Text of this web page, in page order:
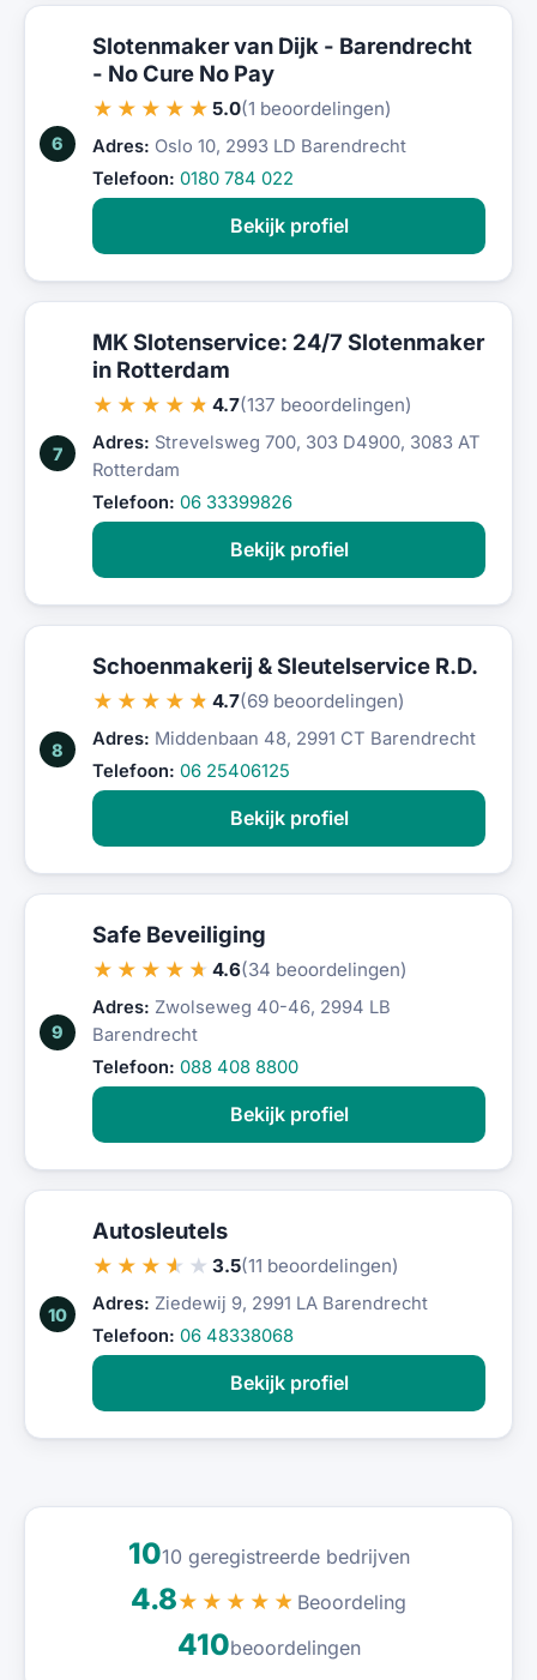
6
Slotenmaker van Dijk - Barendrecht
- No Cure No Pay
★★★★★ 5.0(1 beoordelingen)
Adres: Oslo 10, 2993 LD Barendrecht
Telefoon: 0180 784 022
Bekijk profiel
7
MK Slotenservice: 24/7 Slotenmaker
in Rotterdam
★★★★★ 4.7(137 beoordelingen)
Adres: Strevelsweg 700, 303 D4900, 3083 AT
Rotterdam
Telefoon: 06 33399826
Bekijk profiel
8
Schoenmakerij & Sleutelservice R.D.
★★★★★ 4.7(69 beoordelingen)
Adres: Middenbaan 48, 2991 CT Barendrecht
Telefoon: 06 25406125
Bekijk profiel
9
Safe Beveiliging
★★★★★ 4.6(34 beoordelingen)
Adres: Zwolseweg 40-46, 2994 LB
Barendrecht
Telefoon: 088 408 8800
Bekijk profiel
10
Autosleutels
★★★★★ 3.5(11 beoordelingen)
Adres: Ziedewij 9, 2991 LA Barendrecht
Telefoon: 06 48338068
Bekijk profiel
1010 geregistreerde bedrijven
4.8★★★★★ Beoordeling
410beoordelingen